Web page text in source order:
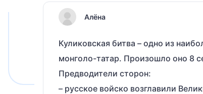
Алёна
Куликовская битва – одно из
монголо-татар. Произошло оно 8
Предводители сторон:
– русское войско возглавили